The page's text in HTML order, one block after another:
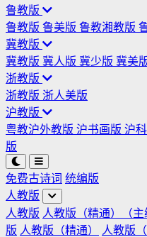
鲁教版
鲁教版 鲁美版 鲁教湘教版
冀教版
冀教版 冀人版 冀少版 冀美
浙教版
浙教版 浙人美版
沪教版
粤教沪外教版 沪书画版 沪
版
免费古诗词 统编版
人教版
人教版 人教版（精通）（主
版 人教版（精通） 人教版